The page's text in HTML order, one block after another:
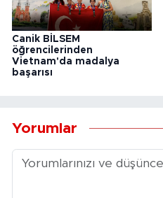
Canik BİLSEM
öğrencilerinden
Vietnam'da madalya
başarısı
Yorumlar